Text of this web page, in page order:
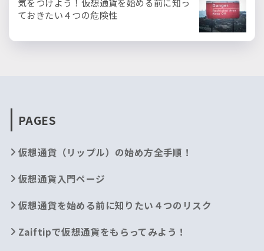
ておきたい４つの危険性
PAGES
仮想通貨（リップル）の始め方全手順！
仮想通貨入門ページ
仮想通貨を始める前に知りたい４つのリスク
Zaiftipで仮想通貨をもらってみよう！